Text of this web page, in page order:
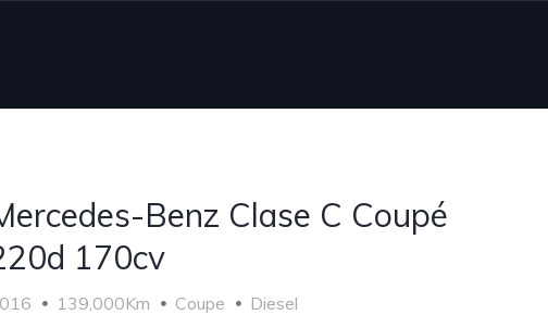
Benz Clase C Coupé
170cv
139,000Km Coupe Diesel